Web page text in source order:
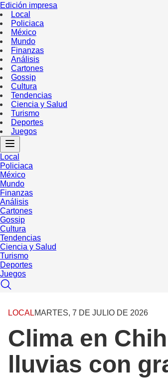
Edición impresa
Local
Policiaca
México
Mundo
Finanzas
Análisis
Cartones
Gossip
Cultura
Tendencias
Ciencia y Salud
Turismo
Deportes
Juegos
Local
Policiaca
México
Mundo
Finanzas
Análisis
Cartones
Gossip
Cultura
Tendencias
Ciencia y Salud
Turismo
Deportes
Juegos
LOCALMARTES, 7 DE JULIO DE 2026
Clima en
lluvias con